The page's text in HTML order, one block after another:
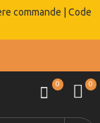
commande | Code
0 0